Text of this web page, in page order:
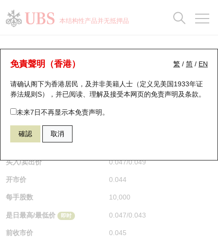
本结构性产品并无抵押品
繁 / 简 / EN
免責聲明（香港）
请确认阁下为香港居民，及并非美籍人士（定义见美国1933年证
券法规则S），并已阅读、理解及接受本网页的免责声明及条款。
未来7日不再显示本免责声明。
確認 取消
认股证分析仪
表现 街货统计 比较
13440 瑞银认购 HSI 恒生指数
$0.048 0.003
买入/卖出价 0.047/0.049
开市价 0.044
每手股数 10,000
是日最高/最低价 即时 0.047/0.043
前收市价 0.045
瑞银认股证一览
新发行瑞银认股证
即将到期认股证
认股证到期结算价查找
认股证分析仪
认股证速算机
认股证/牛熊证日志
街货统计
比较
牛熊全景快搜
牛熊证搜寻
牛熊证街货分布图
正股牛熊证列表
新发行瑞银牛熊证
已收回牛熊证剩余价值
牛熊证到期结算价查找
街货统计
比较
十大升幅/跌幅
十大认股证成交分布
十天股证占大市成交
资金流
街货统计
三十大平均引伸波幅
正股分析仪
二十大活跃股份
恒指成份股
国指成份股
科指成份股
相关资产沽空
中资ETFs溢价比较
持股比重
显示所有持股比重
每月轮证大市专题
轮证专栏
讲座及教育短片
认股证投资者教育
牛熊证投资者教育
认股证牛熊证常问问题